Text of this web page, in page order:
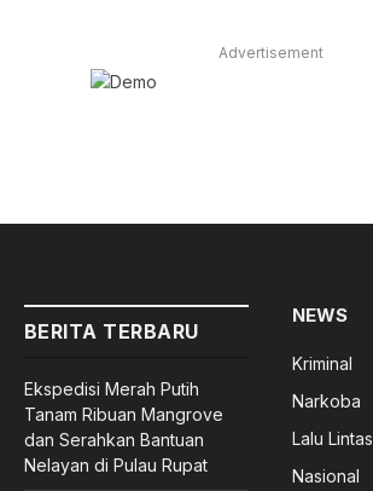
Advertisement
BERITA TERBARU
Ekspedisi Merah Putih
Tanam Ribuan Mangrove
dan Serahkan Bantuan
Nelayan di Pulau Rupat
NEWS
Kriminal
Narkoba
Lalu Lintas
Nasional